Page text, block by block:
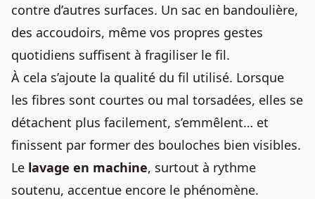
contre d’autres surfaces. Un sac en bandoulière,
des accoudoirs, même vos propres gestes
quotidiens suffisent à fragiliser le fil.
À cela s’ajoute la qualité du fil utilisé. Lorsque
les fibres sont courtes ou mal torsadées, elles se
détachent plus facilement, s’emmêlent… et
finissent par former des bouloches bien visibles.
Le lavage en machine, surtout à rythme
soutenu, accentue encore le phénomène.